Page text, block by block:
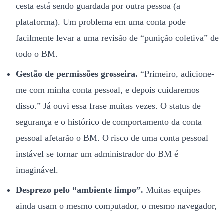
cesta está sendo guardada por outra pessoa (a
plataforma). Um problema em uma conta pode
facilmente levar a uma revisão de “punição coletiva” de
todo o BM.
Gestão de permissões grosseira. “Primeiro, adicione-
me com minha conta pessoal, e depois cuidaremos
disso.” Já ouvi essa frase muitas vezes. O status de
segurança e o histórico de comportamento da conta
pessoal afetarão o BM. O risco de uma conta pessoal
instável se tornar um administrador do BM é
imaginável.
Desprezo pelo “ambiente limpo”. Muitas equipes
ainda usam o mesmo computador, o mesmo navegador,